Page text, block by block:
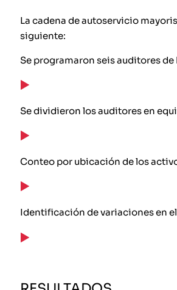
La cadena de autoservicio
siguiente:
Se programaron seis auditores
Se dividieron los auditores en
Conteo por ubicación de los
Identificación de variaciones en